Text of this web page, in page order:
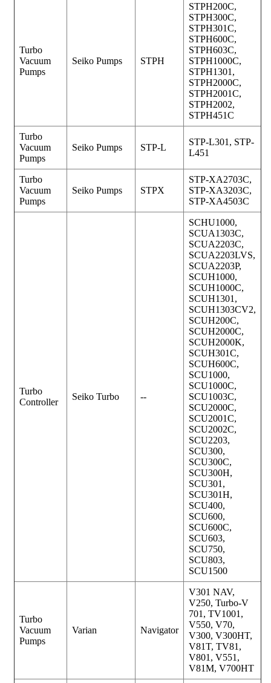
Turbo
Vacuum
Pumps
Seiko Pumps STPH
STPH200C,
STPH300C,
STPH301C,
STPH600C,
STPH603C,
STPH1000C,
STPH1301,
STPH2000C,
STPH2001C,
STPH2002,
STPH451C
Turbo
Vacuum
Pumps
Seiko Pumps STP-L
STP-L301, STP-
L451
Turbo
Vacuum
Pumps
Seiko Pumps STPX
STP-XA2703C,
STP-XA3203C,
STP-XA4503C
Turbo
Controller
Seiko Turbo --
SCHU1000,
SCUA1303C,
SCUA2203C,
SCUA2203LVS,
SCUA2203P,
SCUH1000,
SCUH1000C,
SCUH1301,
SCUH1303CV2,
SCUH200C,
SCUH2000C,
SCUH2000K,
SCUH301C,
SCUH600C,
SCU1000,
SCU1000C,
SCU1003C,
SCU2000C,
SCU2001C,
SCU2002C,
SCU2203,
SCU300,
SCU300C,
SCU300H,
SCU301,
SCU301H,
SCU400,
SCU600,
SCU600C,
SCU603,
SCU750,
SCU803,
SCU1500
Turbo
Vacuum
Pumps
Varian Navigator
V301 NAV,
V250, Turbo-V
701, TV1001,
V550, V70,
V300, V300HT,
V81T, TV81,
V801, V551,
V81M, V700HT